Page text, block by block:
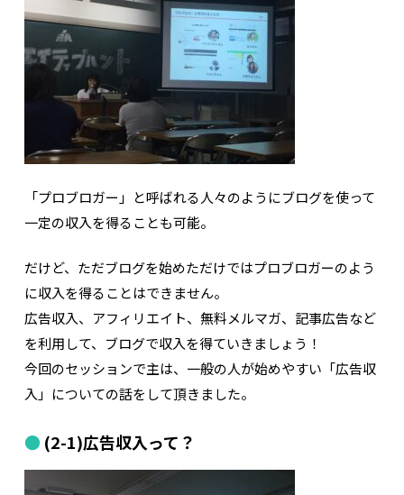
「プロブロガー」と呼ばれる人々のようにブログを使って
一定の収入を得ることも可能。
だけど、ただブログを始めただけではプロブロガーのよう
に収入を得ることはできません。
広告収入、アフィリエイト、無料メルマガ、記事広告など
を利用して、ブログで収入を得ていきましょう！
今回のセッションで主は、一般の人が始めやすい「広告収
入」についての話をして頂きました。
(2-1)広告収入って？